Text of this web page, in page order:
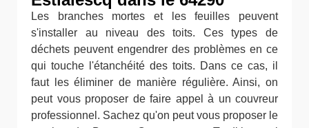
Les branches mortes et les feuilles peuvent
s'installer au niveau des toits. Ces types de
déchets peuvent engendrer des problèmes en ce
qui touche l'étanchéité des toits. Dans ce cas, il
faut les éliminer de manière régulière. Ainsi, on
peut vous proposer de faire appel à un couvreur
professionnel. Sachez qu'on peut vous proposer le